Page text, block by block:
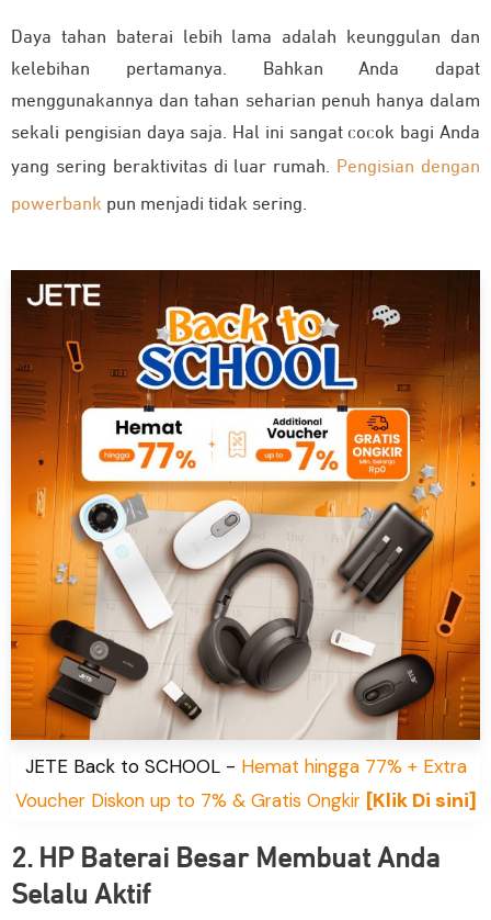
Daya tahan baterai lebih lama adalah keunggulan dan
kelebihan pertamanya. Bahkan Anda dapat
menggunakannya dan tahan seharian penuh hanya dalam
sekali pengisian daya saja. Hal ini sangat cocok bagi Anda
yang sering beraktivitas di luar rumah. Pengisian dengan
powerbank pun menjadi tidak sering.
JETE Back to SCHOOL - Hemat hingga 77% + Extra
Voucher Diskon up to 7% & Gratis Ongkir [Klik Di sini]
2. HP Baterai Besar Membuat Anda
Selalu Aktif